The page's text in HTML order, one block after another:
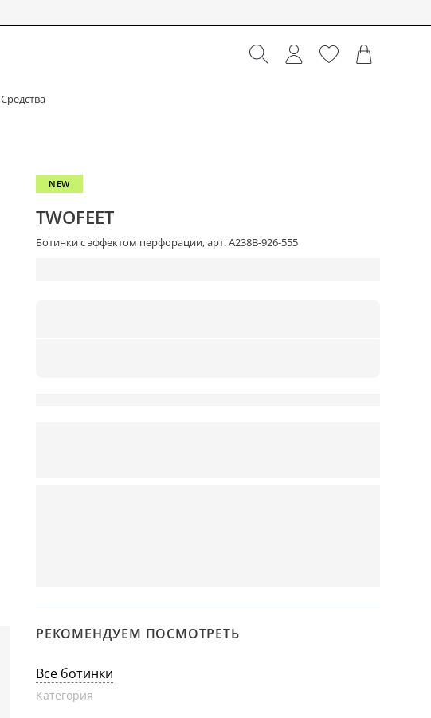
Средства
NEW
TWOFEET
Ботинки с эффектом перфорации, арт. A238B-926-555
РЕКОМЕНДУЕМ ПОСМОТРЕТЬ
Все ботинки
Категория